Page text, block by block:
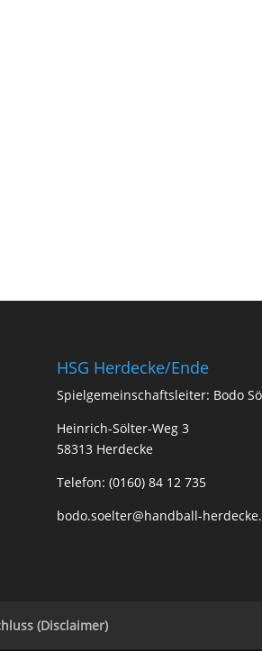
HSG Herdecke/Ende
Spielgemeinschaftsleiter: Bodo
Heinrich-Sölter-Weg 3
58313 Herdecke
Telefon: (0160) 84 12 735
bodo.soelter@handball-
(Disclaimer)